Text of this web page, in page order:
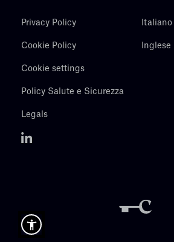
Privacy Policy
Cookie Policy
Cookie settings
Policy Salute e Sicurezza
Legals
Italiano
Inglese